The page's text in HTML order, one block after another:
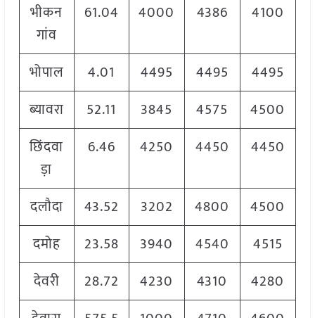
भीकन
गांव
61.04 4000 4386 4100
भोपाल 4.01 4495 4495
4495
ब्यावरा
52.11 3845 4575
4500
छिंदवा
ड़ा
6.46 4250 4450 4450
दलौदा 43.52 3202 4800
4500
दमोह
23.58 3940 4540
4515
देवरी
28.72 4230 4310
4280